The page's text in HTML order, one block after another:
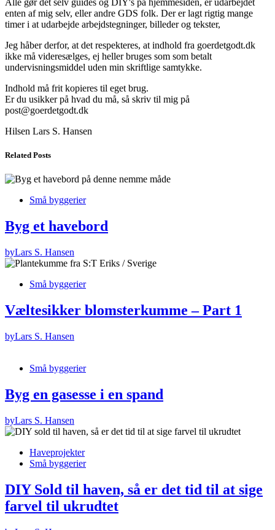
Alle gør det selv guides og DIY's på hjemmesiden, er udarbejdet
enten af mig selv, eller andre GDS folk. Der er lagt rigtig mange
timer i at udarbejde arbejdstegninger, billeder og tekster,
Jeg håber derfor, at det respekteres, at indhold fra goerdetgodt.dk
ikke må videresælges, ej heller bruges som som betalt
undervisningsmiddel uden min skriftlige samtykke.
Indhold må frit kopieres til eget brug.
Er du usikker på hvad du må, så skriv til mig på
post@goerdetgodt.dk
Hilsen Lars S. Hansen
Related Posts
Små byggerier
Byg et havebord
byLars S. Hansen
Små byggerier
Væltesikker blomsterkumme – Part 1
byLars S. Hansen
Små byggerier
Byg en gasesse i en spand
byLars S. Hansen
Haveprojekter
Små byggerier
DIY Sold til haven, så er det tid til at sige
farvel til ukrudtet